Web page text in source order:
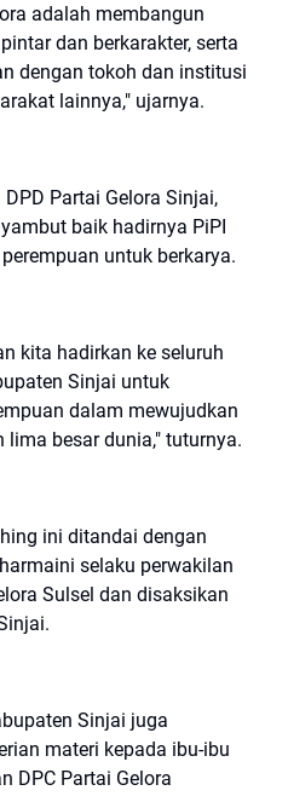
adalah membangun
dan berkarakter, serta
dengan tokoh dan institusi
lainnya," ujarnya.
Partai Gelora Sinjai,
baik hadirnya PiPI
untuk berkarya.
kita hadirkan ke seluruh
Sinjai untuk
dalam mewujudkan
besar dunia," tuturnya.
ini ditandai dengan
selaku perwakilan
Sulsel dan disaksikan
Sinjai juga
materi kepada ibu-ibu
DPC Partai Gelora